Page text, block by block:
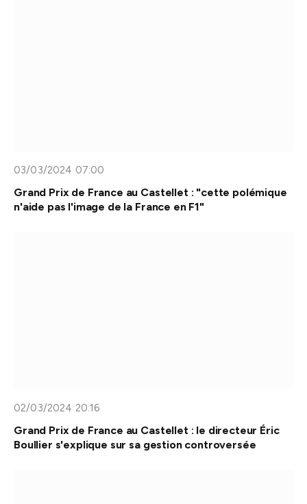
03/03/2024 07:00
Grand Prix de France au Castellet : "cette polémique
n'aide pas l'image de la France en F1"
02/03/2024 20:16
Grand Prix de France au Castellet : le directeur Éric
Boullier s'explique sur sa gestion controversée